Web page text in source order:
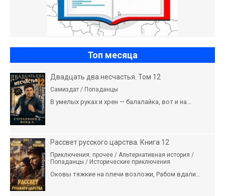
Топ месяца
Двадцать два несчастья. Том 12
Самиздат / Попаданцы
В умелых руках и хрен — балалайка, вот и на...
Рассвет русского царства. Книга 12
Приключения: прочее / Альтернативная история /
Попаданцы / Исторические приключения
Оковы тяжкие на плечи возложи, Рабом вдали...